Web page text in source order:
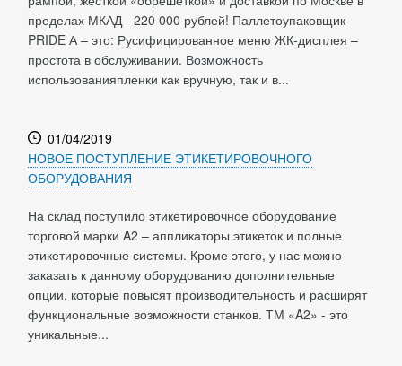
пределах МКАД - 220 000 рублей! Паллетоупаковщик
PRIDE А – это: Русифицированное меню ЖК-дисплея –
простота в обслуживании. Возможность
использованияпленки как вручную, так и в...
01/04/2019
НОВОЕ ПОСТУПЛЕНИЕ ЭТИКЕТИРОВОЧНОГО
ОБОРУДОВАНИЯ
На склад поступило этикетировочное оборудование
торговой марки A2 – аппликаторы этикеток и полные
этикетировочные системы. Кроме этого, у нас можно
заказать к данному оборудованию дополнительные
опции, которые повысят производительность и расширят
функциональные возможности станков. ТМ «A2» - это
уникальные...